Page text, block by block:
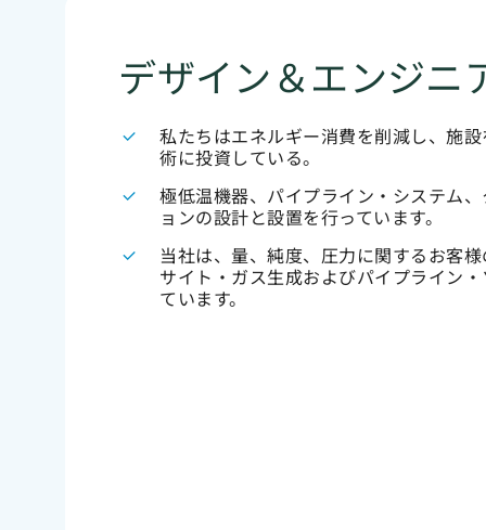
デザイン＆エンジニ
私たちはエネルギー消費を削減し、施
術に投資している。
極低温機器、パイプライン・システム
ョンの設計と設置を行っています。
当社は、量、純度、圧力に関するお客
サイト・ガス生成およびパイプライン
ています。